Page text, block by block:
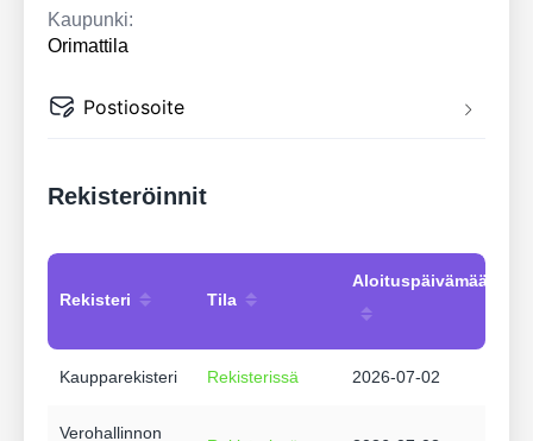
Kaupunki:
Orimattila
Postiosoite
Rekisteröinnit
Rekisteri Tila
Aloituspäivämäärä
Kaupparekisteri Rekisterissä 2026-07-02
Verohallinnon